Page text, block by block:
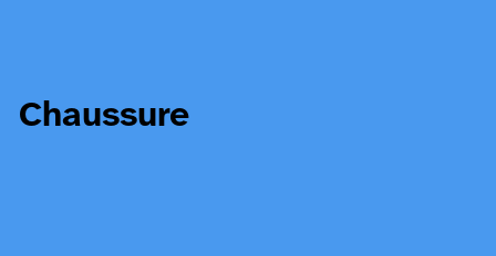
Chaussure